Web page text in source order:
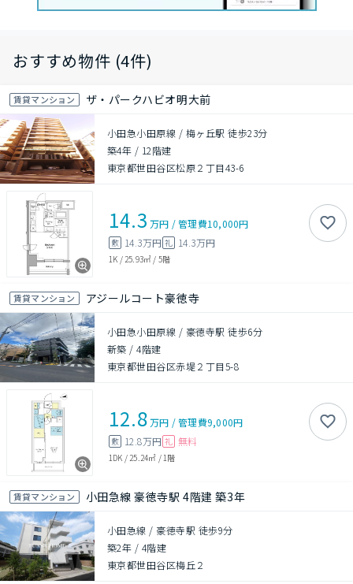
おすすめ物件 (4件)
賃貸マンション ザ・パークハビオ明大前
小田急小田原線 / 梅ヶ丘駅 徒歩23分
築4年 / 12階建
東京都世田谷区松原２丁目43-6
14.3 万円 /管理費10,000円
敷 14.3万円 礼 14.3万円
1K / 25.93㎡ / 5階
賃貸マンション アジールコート豪徳寺
小田急小田原線 / 豪徳寺駅 徒歩6分
新築 /4階建
東京都世田谷区赤堤２丁目5-8
12.8万円 /管理費9,000円
敷 12.8万円 礼 無料
1DK / 25.24㎡ / 1階
賃貸マンション 小田急線 豪徳寺駅 4階建 築3年
小田急線 / 豪徳寺駅 徒歩9分
築2年 / 4階建
東京都世田谷区梅丘２